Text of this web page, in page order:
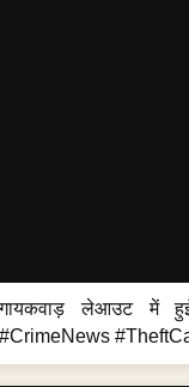
लेआउट में